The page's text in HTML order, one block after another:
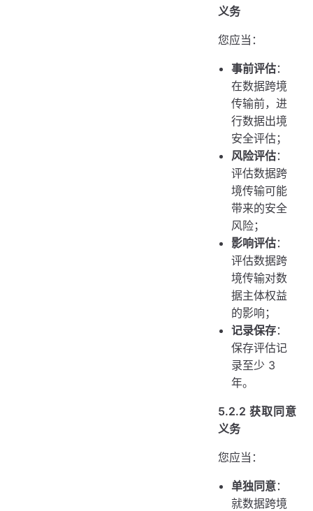
义务
您应当：
事前评估：
在数据跨境
传输前，进
行数据出境
安全评估；
风险评估：
评估数据跨
境传输可能
带来的安全
风险；
影响评估：
评估数据跨
境传输对数
据主体权益
的影响；
记录保存：
保存评估记
录至少 3
年。
5.2.2 获取同意
义务
您应当：
单独同意：
就数据跨境